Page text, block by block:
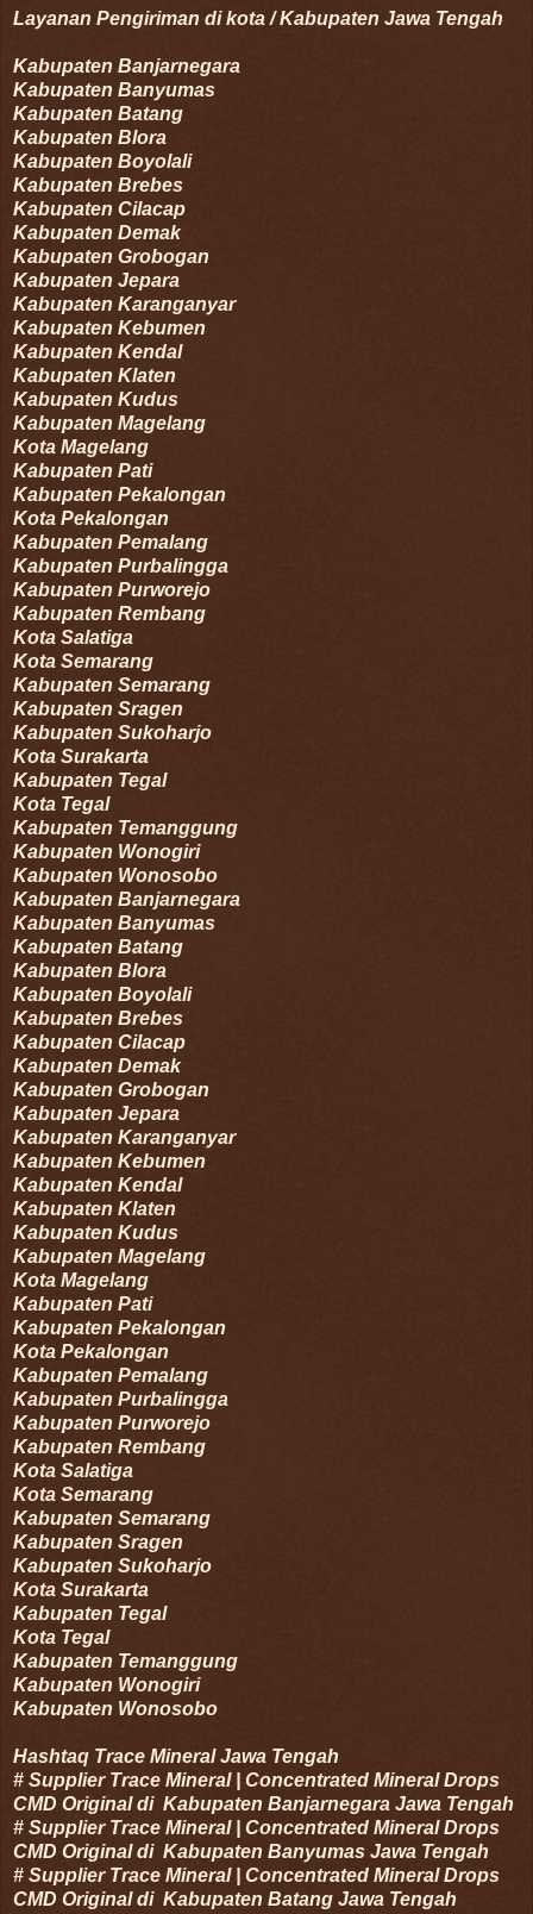
Layanan Pengiriman di kota / Kabupaten Jawa Tengah
Kabupaten Banjarnegara
Kabupaten Banyumas
Kabupaten Batang
Kabupaten Blora
Kabupaten Boyolali
Kabupaten Brebes
Kabupaten Cilacap
Kabupaten Demak
Kabupaten Grobogan
Kabupaten Jepara
Kabupaten Karanganyar
Kabupaten Kebumen
Kabupaten Kendal
Kabupaten Klaten
Kabupaten Kudus
Kabupaten Magelang
Kota Magelang
Kabupaten Pati
Kabupaten Pekalongan
Kota Pekalongan
Kabupaten Pemalang
Kabupaten Purbalingga
Kabupaten Purworejo
Kabupaten Rembang
Kota Salatiga
Kota Semarang
Kabupaten Semarang
Kabupaten Sragen
Kabupaten Sukoharjo
Kota Surakarta
Kabupaten Tegal
Kota Tegal
Kabupaten Temanggung
Kabupaten Wonogiri
Kabupaten Wonosobo
Kabupaten Banjarnegara
Kabupaten Banyumas
Kabupaten Batang
Kabupaten Blora
Kabupaten Boyolali
Kabupaten Brebes
Kabupaten Cilacap
Kabupaten Demak
Kabupaten Grobogan
Kabupaten Jepara
Kabupaten Karanganyar
Kabupaten Kebumen
Kabupaten Kendal
Kabupaten Klaten
Kabupaten Kudus
Kabupaten Magelang
Kota Magelang
Kabupaten Pati
Kabupaten Pekalongan
Kota Pekalongan
Kabupaten Pemalang
Kabupaten Purbalingga
Kabupaten Purworejo
Kabupaten Rembang
Kota Salatiga
Kota Semarang
Kabupaten Semarang
Kabupaten Sragen
Kabupaten Sukoharjo
Kota Surakarta
Kabupaten Tegal
Kota Tegal
Kabupaten Temanggung
Kabupaten Wonogiri
Kabupaten Wonosobo
Hashtaq Trace Mineral Jawa Tengah
# Supplier Trace Mineral | Concentrated Mineral Drops
CMD Original di Kabupaten Banjarnegara Jawa Tengah
# Supplier Trace Mineral | Concentrated Mineral Drops
CMD Original di Kabupaten Banyumas Jawa Tengah
# Supplier Trace Mineral | Concentrated Mineral Drops
CMD Original di Kabupaten Batang Jawa Tengah